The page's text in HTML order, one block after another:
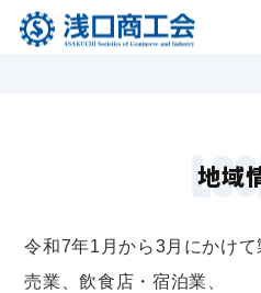
地域
令和7年1月から3月にかけ
売業、飲食店・宿泊業、